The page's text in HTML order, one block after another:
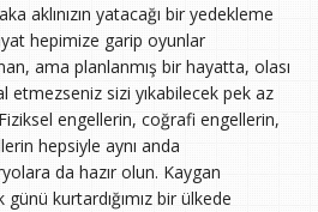
aklınızın yatacağı bir yedekleme
hepimize garip oyunlar
ama planlanmış bir hayatta, olası
etmezseniz sizi yıkabilecek pek az
Fiziksel engellerin, coğrafi engellerin,
hepsiyle aynı anda
da hazır olun. Kaygan
kurtardığımız bir ülkede